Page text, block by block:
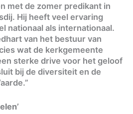
met de zomer predikant in
Hij heeft veel ervaring
nationaal als internationaal.
van het bestuur van
wat de kerkgemeente
sterke drive voor het geloof
bij de diversiteit en de